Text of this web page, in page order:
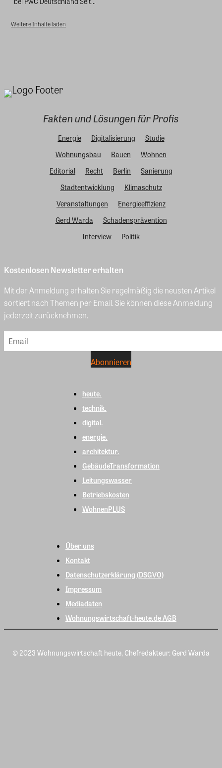
Weitere Inhalte laden
Fakten und Lösungen für Profis
Energie Digitalisierung
Studie
Wohnungsbau
Bauen
Wohnen
Editorial
Recht Berlin
Sanierung
Stadtentwicklung
Klimaschutz
Veranstaltungen
Energieeffizienz
Gerd Warda
Schadensprävention
Interview
Politik
Kostenlosen Newsletter erhalten
Mit der Anmeldung erhalten Sie regelmäßig die neusten Artikel
sortiert nach Themen per Email. Sie können diese Anmeldung
jederzeit zurücknehmen.
heute.
technik.
digital.
energie.
architektur.
GebäudeTransformation
Leitungswasser
Betriebskosten
WohnenPLUS
Über uns
Kontakt
Datenschutzerklärung (DSGVO)
Impressum
Mediadaten
Wohnungswirtschaft-heute.de AGB
© 2023 Wohnungswirtschaft heute, Chefredakteur: Gerd Warda